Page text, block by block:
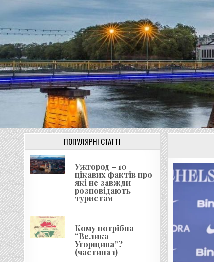
UNGVAR.UZ.UA
ПОПУЛЯРНІ СТАТТІ
Ужгород – 10
цікавих фактів про
які не завжди
розповідають
туристам
Кому потрібна
“Велика
Угорщина”?
(частина 1)